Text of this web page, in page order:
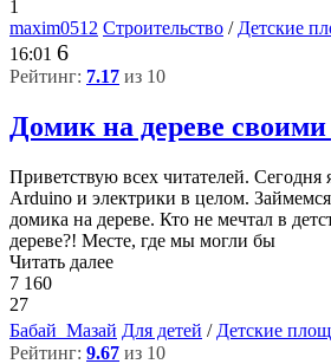
1
maxim0512 Строительство / Детские
16:01 6
Рейтинг: 7.17 из 10
Домик на дереве
Приветствую всех читателей. Сегодня
Arduino и электрики в целом.
домика на дереве. Кто не мечтал в
дереве?! Месте, где мы могли бы
Читать далее
7 160
27
Бабай_Мазай Для детей / Детские
Рейтинг: 9.67 из 10